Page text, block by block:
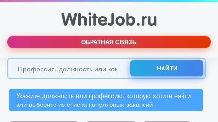
ОБРАТНАЯ СВЯЗЬ
НАЙТИ
Укажите должность или профессию, которую хотите найти
или выберите из списка популярных вакансий